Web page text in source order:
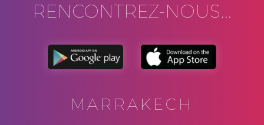
RENCONTREZ-NOUS...
MARRAKECH